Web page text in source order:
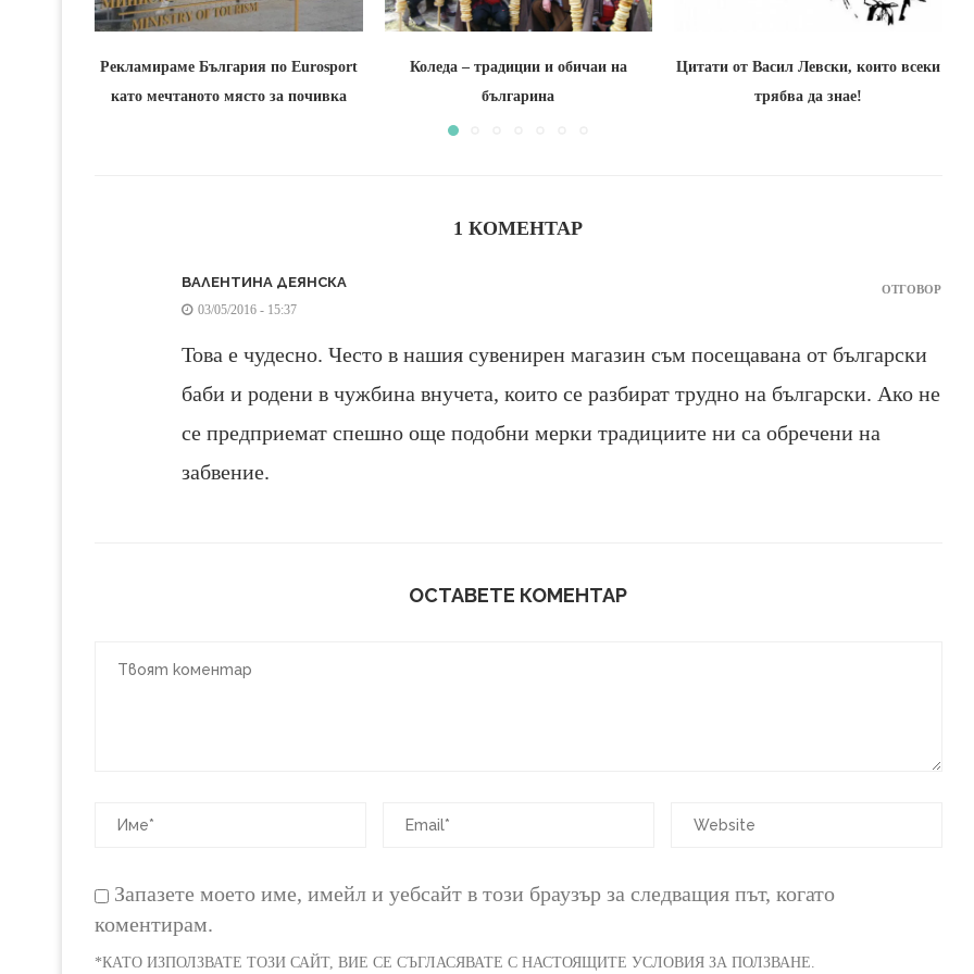
Рекламираме България по Eurosport
като мечтаното място за почивка
Коледа – традиции и обичаи на
българина
Цитати от Васил Левски, които всеки
трябва да знае!
1 КОМЕНТАР
ВАЛЕНТИНА ДЕЯНСКА
03/05/2016 - 15:37
Това е чудесно. Често в нашия сувенирен магазин съм посещавана от български
баби и родени в чужбина внучета, които се разбират трудно на български. Ако не
се предприемат спешно още подобни мерки традициите ни са обречени на
забвение.
ОТГОВОР
ОСТАВЕТЕ КОМЕНТАР
Запазете моето име, имейл и уебсайт в този браузър за следващия път, когато
коментирам.
*КАТО ИЗПОЛЗВАТЕ ТОЗИ САЙТ, ВИЕ СЕ СЪГЛАСЯВАТЕ С НАСТОЯЩИТЕ УСЛОВИЯ ЗА ПОЛЗВАНЕ.